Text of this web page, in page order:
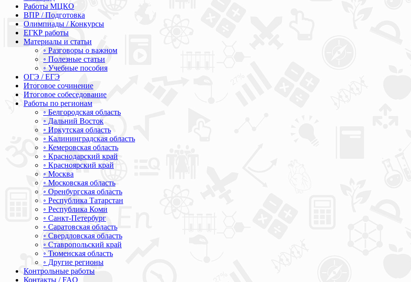
Работы МЦКО
ВПР / Подготовка
Олимпиады / Конкурсы
ЕГКР работы
Материалы и статьи
◦ Разговоры о важном
◦ Полезные статьи
◦ Учебные пособия
ОГЭ / ЕГЭ
Итоговое сочинение
Итоговое собеседование
Работы по регионам
◦ Белгородская область
◦ Дальний Восток
◦ Иркутская область
◦ Калининградская область
◦ Кемеровская область
◦ Краснодарский край
◦ Красноярский край
◦ Москва
◦ Московская область
◦ Оренбургская область
◦ Республика Татарстан
◦ Республика Коми
◦ Санкт-Петербург
◦ Саратовская область
◦ Свердловская область
◦ Ставропольский край
◦ Тюменская область
◦ Другие регионы
Контрольные работы
Контакты / FAQ